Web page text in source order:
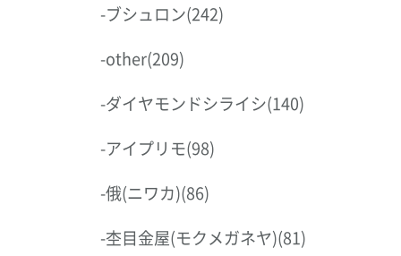
-ブシュロン(242)
-other(209)
-ダイヤモンドシライシ(140)
-アイプリモ(98)
-俄(ニワカ)(86)
-杢目金屋(モクメガネヤ)(81)